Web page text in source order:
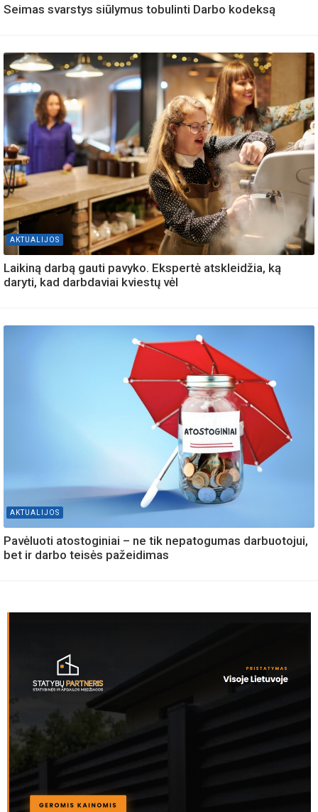
Seimas svarstys siūlymus tobulinti Darbo kodeksą
AKTUALIJOS
Laikiną darbą gauti pavyko. Ekspertė atskleidžia, ką
daryti, kad darbdaviai kviestų vėl
AKTUALIJOS
Pavėluoti atostoginiai – ne tik nepatogumas darbuotojui,
bet ir darbo teisės pažeidimas